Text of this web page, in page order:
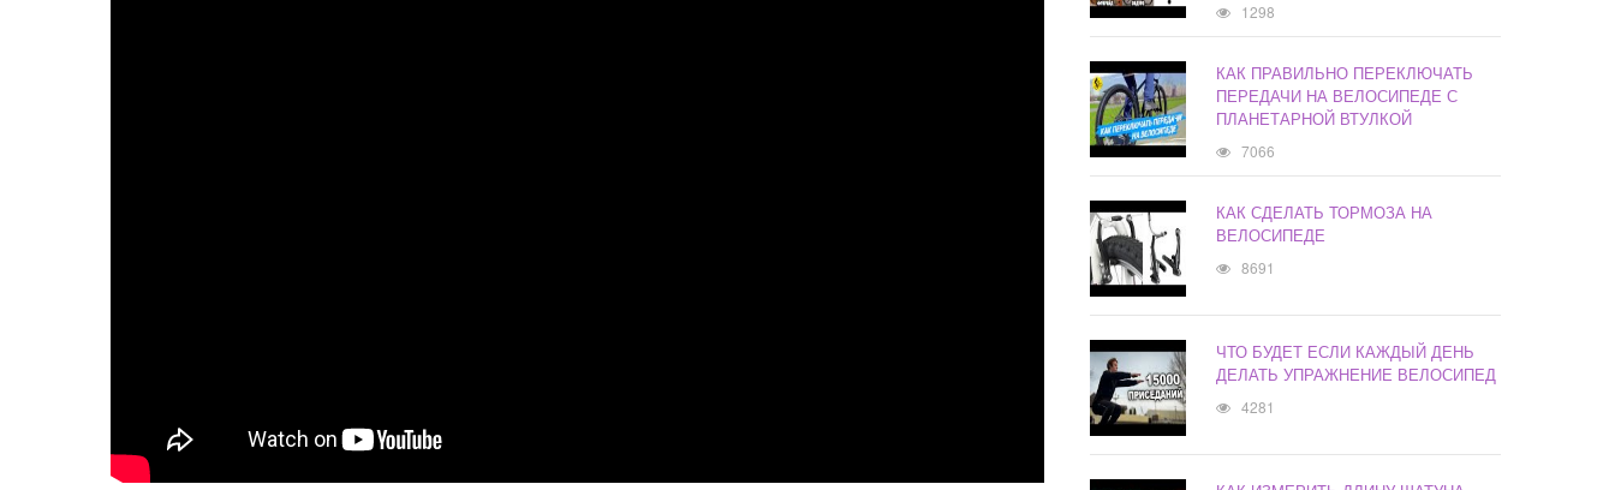
1298
КАК ПРАВИЛЬНО ПЕРЕКЛЮЧАТЬ
ПЕРЕДАЧИ НА ВЕЛОСИПЕДЕ С
ПЛАНЕТАРНОЙ ВТУЛКОЙ
7066
КАК СДЕЛАТЬ ТОРМОЗА НА
ВЕЛОСИПЕДЕ
8691
ЧТО БУДЕТ ЕСЛИ КАЖДЫЙ ДЕНЬ
ДЕЛАТЬ УПРАЖНЕНИЕ ВЕЛОСИПЕД
4281